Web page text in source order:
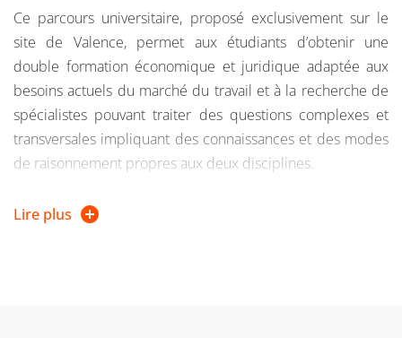
grandes capacités rédactionnelles et la capacité à
appréhender les outils mathématiques et statistiques de
l’économie et de la gestion.
Ce parcours universitaire, proposé exclusivement sur le
site de Valence, permet aux étudiants d’obtenir une
double formation économique et juridique adaptée aux
besoins actuels du marché du travail et à la recherche de
spécialistes pouvant traiter des questions complexes et
transversales impliquant des connaissances et des modes
de raisonnement propres aux deux disciplines.
Cette licence, assez peu répandue en France, conduit à la
Lire plus